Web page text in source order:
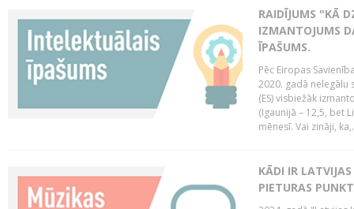
RAIDĪJUMS "KĀ
IZMANTOJUMS
ĪPAŠUMS.
Pēc Eiropas
2020. gadā nelegālu
(ES) visbiežāk
(Igaunijā – 12,5, bet
mēnesī. Vai zināji,
KĀDI IR
PIETURAS